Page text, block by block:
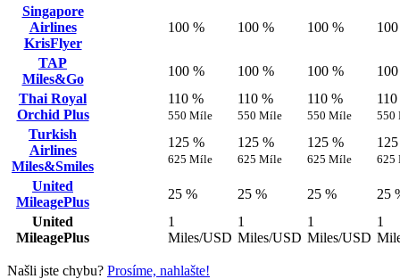
Singapore
Airlines
KrisFlyer
100 % 100 % 100 %
TAP
Miles&Go
100 % 100 % 100 %
Thai Royal
Orchid Plus
110 %
550 Míle
110 %
550 Míle
110 %
550 Míle 550
Turkish
Airlines
Miles&Smiles
125 %
625 Míle
125 %
625 Míle
125 %
625 Míle 625
United
MileagePlus
25 % 25 % 25 %
25
United
MileagePlus
1
Miles/USD
1
Miles/USD
1
Miles/USD
1
Našli jste chybu? Prosíme, nahlašte!